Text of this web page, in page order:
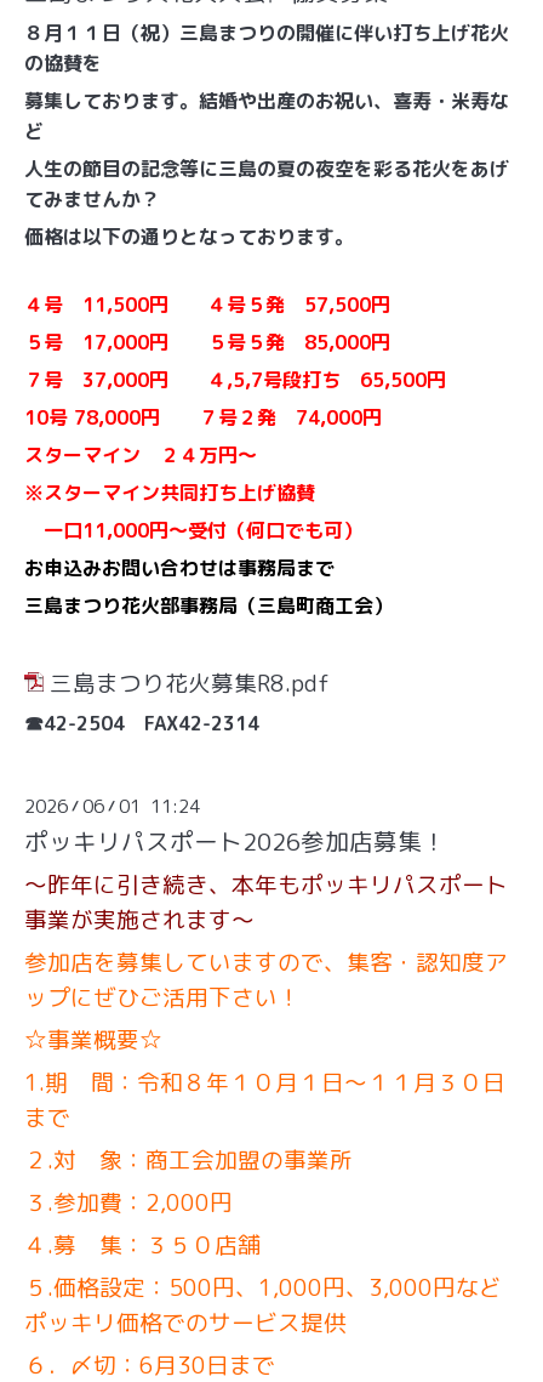
８月１１日（祝）三島まつりの開催に伴い打ち上げ花火
の協賛を
募集しております。 結婚や出産のお祝い、喜寿・米寿な
ど
人生の節目の記念等に三島の夏の夜空を彩る花火をあげ
てみませんか？
価格は以下の通りとなっております。
４号 11,500円 ４号５発 57,500円
５号 17,000円 ５号５発 85,000円
７号 37,000円 ４,5,7号段打ち 65,500円
10号 78,000円 ７号２発 74,000円
スターマイン ２４万円～
※スターマイン共同打ち上げ協賛
一口11,000円～受付（何口でも可）
お申込みお問い合わせは事務局まで
三島まつり花火部事務局（三島町商工会）
三島まつり花火募集R8.pdf
☎42-2504 FAX42-2314
2026/06/01 11:24
ポッキリパスポート2026参加店募集！
～昨年に引き続き、本年もポッキリパスポート
事業が実施されます～
参加店を募集していますので、集客・認知度ア
ップにぜひご活用下さい！
☆事業概要☆
1.期 間：令和８年１０月１日～１１月３０日
まで
２.対 象：商工会加盟の事業所
３.参加費：2,000円
４.募 集：３５０店舗
５.価格設定：500円、1,000円、3,000円など
ポッキリ価格でのサービス提供
６．〆切：6月30日まで